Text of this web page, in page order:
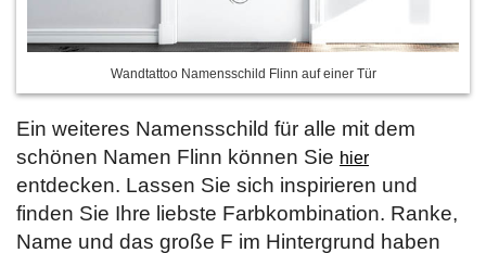
Wandtattoo Namensschild Flinn auf einer Tür
Ein weiteres Namensschild für alle mit dem
schönen Namen Flinn können Sie hier
entdecken. Lassen Sie sich inspirieren und
finden Sie Ihre liebste Farbkombination. Ranke,
Name und das große F im Hintergrund haben